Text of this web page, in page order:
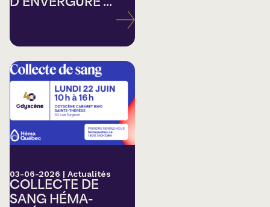
D’ENVERGURE ...
03-06-2026 | Actualités
COLLECTE DE
SANG HÉMA-